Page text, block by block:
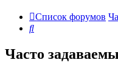
Список форумов
Поиск
Часто